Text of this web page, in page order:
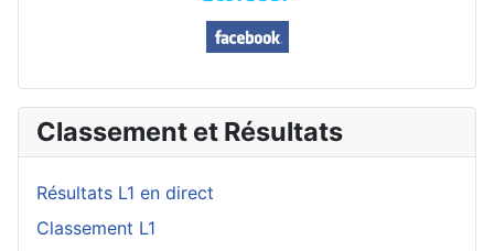
Classement et Résultats
Résultats L1 en direct
Classement L1